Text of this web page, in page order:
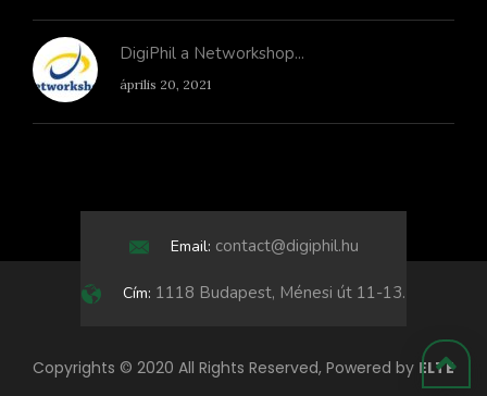
DigiPhil a Networkshop...
április 20, 2021
Email: contact@digiphil.hu
Cím: 1118 Budapest, Ménesi út 11-13.
Copyrights © 2020 All Rights Reserved, Powered by ELTE